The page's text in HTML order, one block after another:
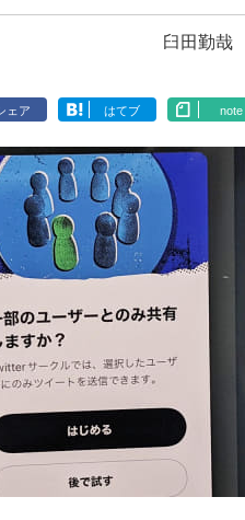
臼田勤哉
ェア はてブ note